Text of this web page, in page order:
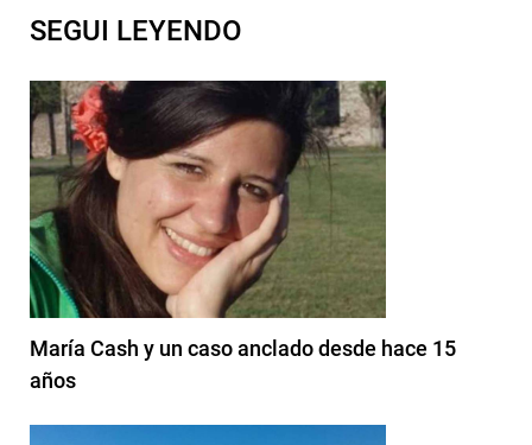
SEGUI LEYENDO
María Cash y un caso anclado desde hace 15
años